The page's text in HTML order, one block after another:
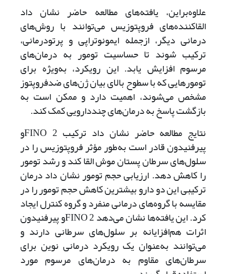
علاوه‌بر‌این، یافته‌های مطالعه حاضر نشان داد
القاکننده‌های فروپتوزیس می‌توانند با روش‌های
درمانی دیگر، از‌جمله ایمونوتراپی و پرتودرمانی،
ترکیب شوند تا حساسیت تومور به درمان‌های
مرسوم افزایش یابد. این رویکرد، به‌ویژه برای
تومورهایی که با سطوح بالای بیان ژن‌های ضدفروپتوز
مشخص می‌شوند، اهمیت دارد و ممکن است به
بازگشت پاسخ به درمان‌های چنددارویی کمک کند.
نتایج مطالعه حاضر نشان داد ترکیب 2 ‌FINOو
پیرفنیدون قادر است به‌طور مؤثر فروپتوزیس را در
سلول‌های سرطان پستان موش القا کند و رشد تومور
را کاهش دهد. ارزیابی حجم تومور نشان داد درمان
ترکیبی این دو دارو بیشترین کاهش حجم تومور را در
مقایسه با گروه‌های درمانی منفرد و گروه کنترل ایجاد
کرد. این یافته‌ها نشان می‌دهد 2 ‌FINOو پیرفنیدون
اثرات هم‌افزایانه بر سلول‌های سرطانی دارند و
می‌توانند به‌عنوان یک رویکرد درمانی نوین برای
سرطان‌های مقاوم به درمان‌های مرسوم مورد